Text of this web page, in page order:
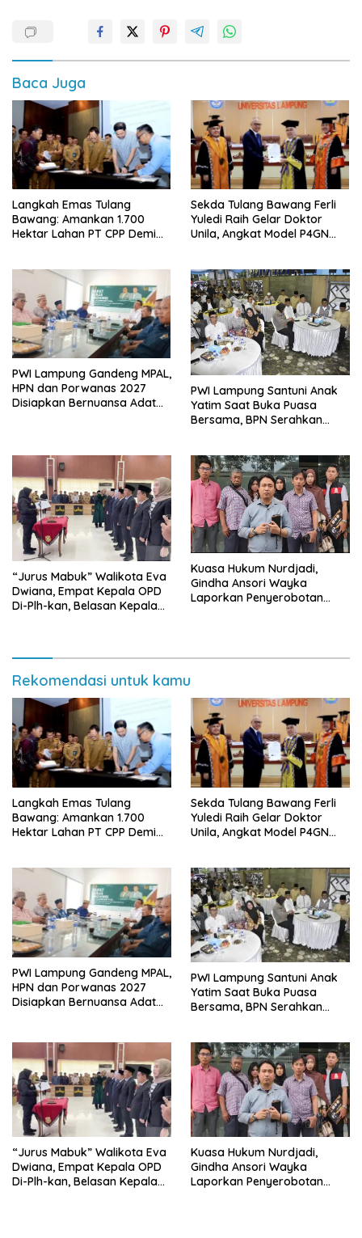
Baca Juga
Langkah Emas Tulang
Bawang: Amankan 1.700
Hektar Lahan PT CPP Demi
Sekda Tulang Bawang Ferli
Yuledi Raih Gelar Doktor
Unila, Angkat Model P4GN
PWI Lampung Gandeng MPAL,
HPN dan Porwanas 2027
Disiapkan Bernuansa Adat
PWI Lampung Santuni Anak
Yatim Saat Buka Puasa
Bersama, BPN Serahkan
“Jurus Mabuk” Walikota Eva
Dwiana, Empat Kepala OPD
Di-Plh-kan, Belasan Kepala
Kuasa Hukum Nurdjadi,
Gindha Ansori Wayka
Laporkan Penyerobotan
Rekomendasi untuk kamu
Langkah Emas Tulang
Bawang: Amankan 1.700
Hektar Lahan PT CPP Demi
Sekda Tulang Bawang Ferli
Yuledi Raih Gelar Doktor
Unila, Angkat Model P4GN
PWI Lampung Gandeng MPAL,
HPN dan Porwanas 2027
Disiapkan Bernuansa Adat
PWI Lampung Santuni Anak
Yatim Saat Buka Puasa
Bersama, BPN Serahkan
“Jurus Mabuk” Walikota Eva
Dwiana, Empat Kepala OPD
Di-Plh-kan, Belasan Kepala
Kuasa Hukum Nurdjadi,
Gindha Ansori Wayka
Laporkan Penyerobotan